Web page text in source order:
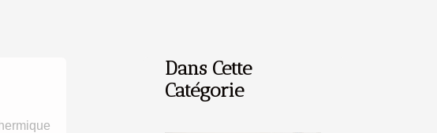
Dans Cette
Catégorie